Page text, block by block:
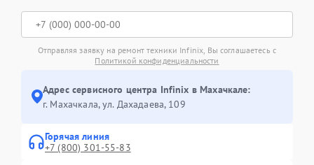
Отправляя заявку на ремонт техники Infinix, Вы соглашаетесь с
Политикой конфиденциальности
Адрес сервисного центра Infinix в Махачкале:
г. Махачкала, ул. Дахадаева, 109
Горячая линия
+7 (800) 301-55-83